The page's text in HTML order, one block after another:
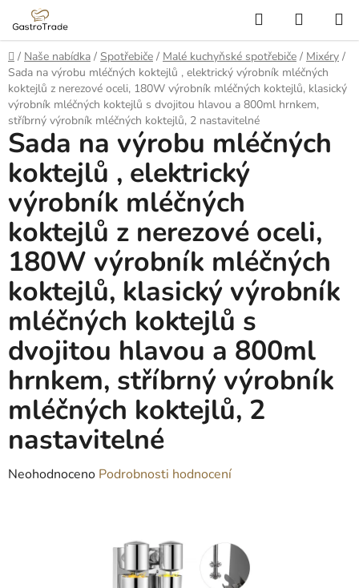
obsah
Hledat
KOŠÍK
Domů
/ Naše nabídka / Spotřebiče / Malé kuchyňské spotřebiče / Mixéry /
Sada na výrobu mléčných koktejlů , elektrický výrobník mléčných
koktejlů z nerezové oceli, 180W výrobník mléčných koktejlů, klasický
výrobník mléčných koktejlů s dvojitou hlavou a 800ml hrnkem,
stříbrný výrobník mléčných koktejlů, 2 nastavitelné
Sada na výrobu mléčných
koktejlů , elektrický
výrobník mléčných
koktejlů z nerezové oceli,
180W výrobník mléčných
koktejlů, klasický výrobník
mléčných koktejlů s
dvojitou hlavou a 800ml
hrnkem, stříbrný výrobník
mléčných koktejlů, 2
nastavitelné
Průměrné
Neohodnoceno Podrobnosti hodnocení